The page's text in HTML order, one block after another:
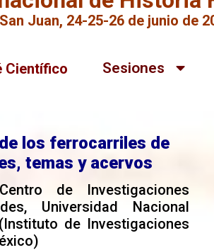
Juan, 24-25-26 de junio de
Científico Sesiones
los ferrocarriles de
temas y acervos
de Investigaciones
Universidad Nacional
(Instituto de Investigaciones